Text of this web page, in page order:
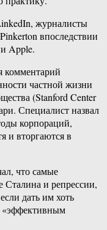
журналисты
впоследствии
Apple.
комментарий
частной жизни
(Stanford Center
Специалист назвал
корпораций,
и вторгаются в
что самые
и репрессии,
дать им хоть
«эффективным